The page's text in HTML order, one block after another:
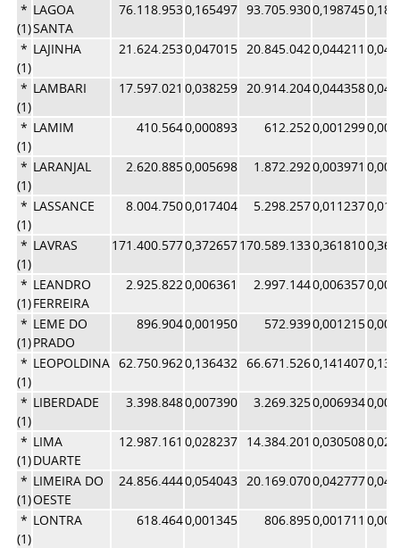
*
(1)
LAGOA
SANTA
76.118.9530,165497 93.705.9300,198745
*
(1)
LAJINHA 21.624.2530,047015 20.845.0420,044211
*
(1)
LAMBARI 17.597.021 0,038259 20.914.2040,044358
*
(1)
LAMIM 410.5640,000893 612.2520,001299
*
(1)
LARANJAL 2.620.8850,005698 1.872.2920,003971
*
(1)
LASSANCE 8.004.7500,017404 5.298.2570,011237
*
(1)
LAVRAS 171.400.5770,372657170.589.1330,361810
*
(1)
LEANDRO
FERREIRA
2.925.8220,006361 2.997.1440,006357
*
(1)
LEME DO
PRADO
896.9040,001950 572.9390,001215
*
(1)
LEOPOLDINA 62.750.9620,136432 66.671.5260,141407
*
(1)
LIBERDADE 3.398.8480,007390 3.269.3250,006934
*
(1)
LIMA
DUARTE
12.987.161 0,028237 14.384.201 0,030508
*
(1)
LIMEIRA DO
OESTE
24.856.4440,054043 20.169.0700,042777
*
(1)
LONTRA 618.4640,001345 806.8950,001711